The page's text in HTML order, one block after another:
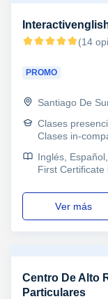
(14
PROMO
Santiago De
Clases
Clases in-
Inglés,
First Certificate
Refuerzo,
Universidad,
ver más
Centro De Alto
Particulares